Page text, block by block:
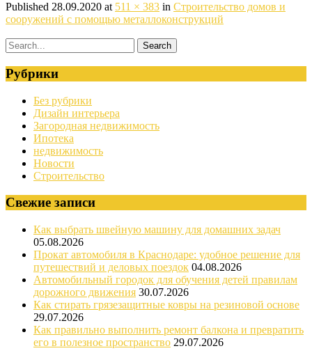
Published 28.09.2020 at 511 × 383 in Строительство домов и
сооружений с помощью металлоконструкций
Рубрики
Без рубрики
Дизайн интерьера
Загородная недвижимость
Ипотека
недвижимость
Новости
Строительство
Свежие записи
Как выбрать швейную машину для домашних задач
05.08.2026
Прокат автомобиля в Краснодаре: удобное решение для
путешествий и деловых поездок 04.08.2026
Автомобильный городок для обучения детей правилам
дорожного движения 30.07.2026
Как стирать грязезащитные ковры на резиновой основе
29.07.2026
Как правильно выполнить ремонт балкона и превратить
его в полезное пространство 29.07.2026